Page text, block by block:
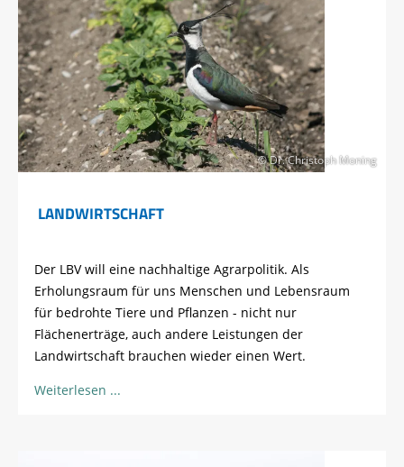
© Dr. Christoph Moning
LANDWIRTSCHAFT
Der LBV will eine nachhaltige Agrarpolitik. Als
Erholungsraum für uns Menschen und Lebensraum
für bedrohte Tiere und Pflanzen - nicht nur
Flächenerträge, auch andere Leistungen der
Landwirtschaft brauchen wieder einen Wert.
Weiterlesen